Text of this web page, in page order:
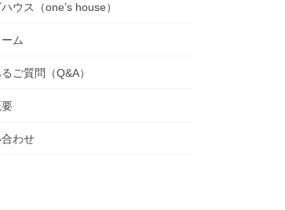
ウス（one’s house）
ム
ご質問（Q&A）
わせ